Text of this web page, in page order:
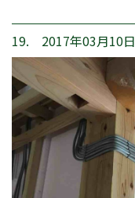
19. 2017年03月10日